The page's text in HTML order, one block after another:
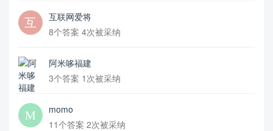
互联网爱将
8个答案 4次被采纳
阿米哆福建
3个答案 1次被采纳
momo
11个答案 2次被采纳